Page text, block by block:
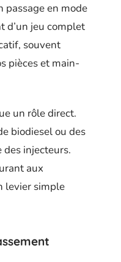
passage en mode
d’un jeu complet
souvent
pièces et main-
un rôle direct.
biodiesel ou des
des injecteurs.
aux
levier simple